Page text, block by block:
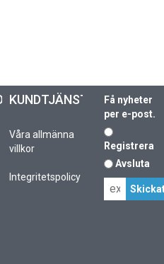
KUNDTJÄNST
Våra allmänna
villkor
Integritetspolicy
Få nyheter
per e-post.
Registrera
Avsluta